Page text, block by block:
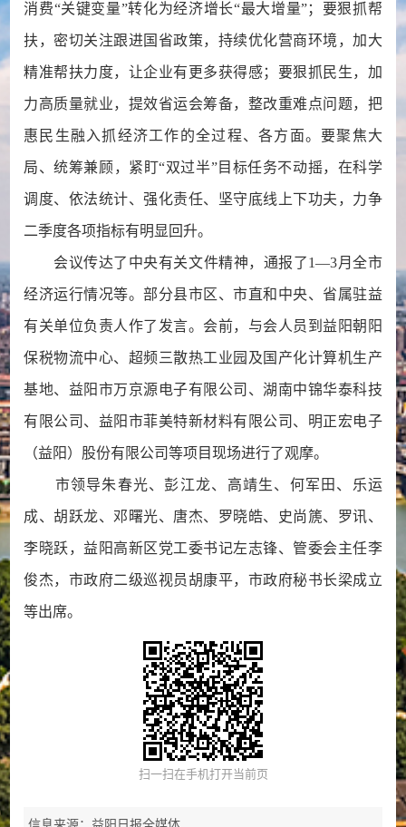
消费“关键变量”转化为经济增长“最大增量”；要狠抓帮
扶，密切关注跟进国省政策，持续优化营商环境，加大
精准帮扶力度，让企业有更多获得感；要狠抓民生，加
力高质量就业，提效省运会筹备，整改重难点问题，把
惠民生融入抓经济工作的全过程、各方面。要聚焦大
局、统筹兼顾，紧盯“双过半”目标任务不动摇，在科学
调度、依法统计、强化责任、坚守底线上下功夫，力争
二季度各项指标有明显回升。
会议传达了中央有关文件精神，通报了1—3月全市
经济运行情况等。部分县市区、市直和中央、省属驻益
有关单位负责人作了发言。会前，与会人员到益阳朝阳
保税物流中心、超频三散热工业园及国产化计算机生产
基地、益阳市万京源电子有限公司、湖南中锦华泰科技
有限公司、益阳市菲美特新材料有限公司、明正宏电子
（益阳）股份有限公司等项目现场进行了观摩。
市领导朱春光、彭江龙、高靖生、何军田、乐运
成、胡跃龙、邓曙光、唐杰、罗晓皓、史尚篪、罗讯、
李晓跃，益阳高新区党工委书记左志锋、管委会主任李
俊杰，市政府二级巡视员胡康平，市政府秘书长梁成立
等出席。
扫一扫在手机打开当前页